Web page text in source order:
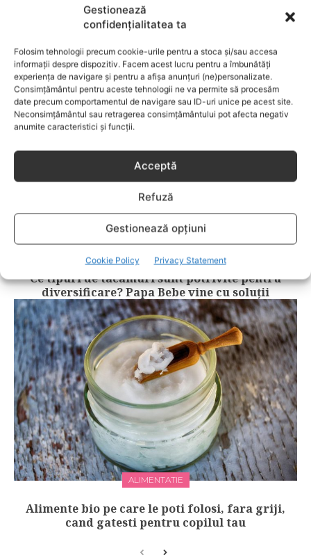
Gestionează
confidențialitatea ta
Folosim tehnologii precum cookie-urile pentru a stoca și/sau accesa
informații despre dispozitiv. Facem acest lucru pentru a îmbunătăți
experiența de navigare și pentru a afișa anunțuri (ne)personalizate.
Consimțământul pentru aceste tehnologii ne va permite să procesăm
date precum comportamentul de navigare sau ID-uri unice pe acest site.
Neconsimțământul sau retragerea consimțământului pot afecta negativ
anumite caracteristici și funcții.
Acceptă
Refuză
Gestionează opțiuni
Cookie Policy Privacy Statement
ALIMENTATIE
Ce beneficii aduc nucile pecan pentru inimă
și creier
Ce tipuri de tacâmuri sunt potrivite pentru
diversificare? Papa Bebe vine cu soluții
ALIMENTATIE
Alimente bio pe care le poti folosi, fara griji,
cand gatesti pentru copilul tau